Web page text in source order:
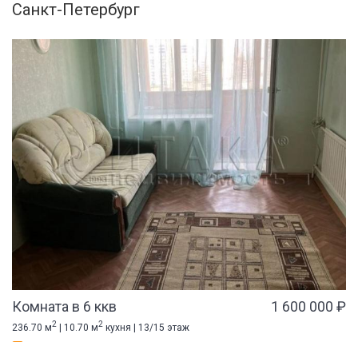
Санкт-Петербург
Комната в 6 ккв 1 600 000 ₽
236.70 м2 | 10.70 м2 кухня | 13/15 этаж